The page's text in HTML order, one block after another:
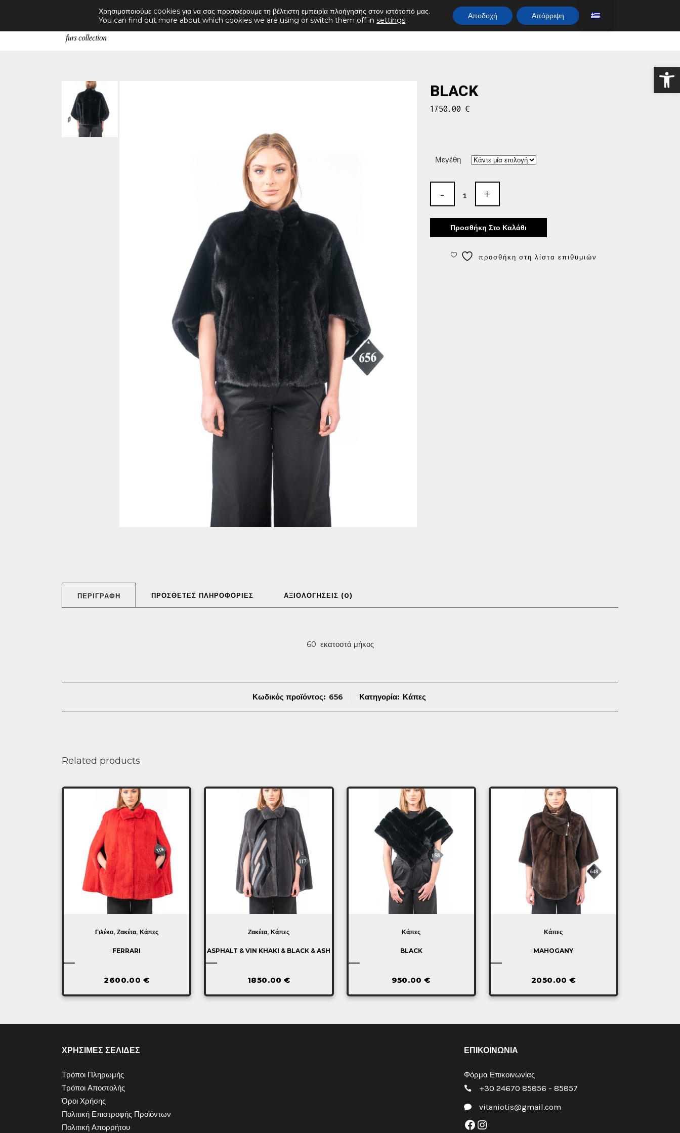
Αρχική Κάπες
BLACK
1750.00€
Μεγέθη
Προσθήκη Στο Καλάθι
προσθήκη στη λίστα επιθυμιών
ΠΕΡΙΓΡΑΦΉ ΠΡΌΣΘΕΤΕΣ ΠΛΗΡΟΦΟΡΊΕΣ ΑΞΙΟΛΟΓΉΣΕΙΣ (0)
60 εκατοστά μήκος
Κωδικός προϊόντος: 656 Κατηγορία: Κάπες
Related products
Γιλέκο, Ζακέτα, Κάπες
FERRARI
2600.00 €
Ζακέτα,Κάπες
ASPHALT & VIN KHAKI & BLACK & ASH
1850.00€
Κάπες
BLACK
950.00€
Κάπες
MAHOGANY
2050.00€
ΧΡΗΣΙΜΕΣ ΣΕΛΙΔΕΣ
Τρόποι Πληρωμής
Τρόποι Αποστολής
Όροι Χρήσης
Πολιτική Επιστροφής Προϊόντων
Πολιτική Απορρήτου
ΕΠΙΚΟΙΝΩΝΙΑ
Φόρμα Επικοινωνίας
+30 24670 85856 - 85857
vitaniotis@gmail.com
Facebook
Instagram
Χρησιμοποιούμε cookies για να σας προσφέρουμε τη βέλτιστη εμπειρία πλοήγησης στον ιστότοπό μας.
You can find out more about which cookies we are using or switch them off insettings. Αποδοχή Απόρριψη